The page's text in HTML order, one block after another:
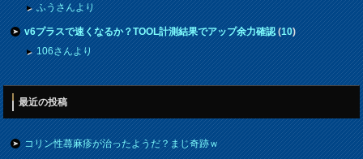
ふうさんより
v6プラスで速くなるか？TOOL計測結果でアップ余力確認(10)
106さんより
最近の投稿
コリン性蕁麻疹が治ったようだ？まじ奇跡ｗ